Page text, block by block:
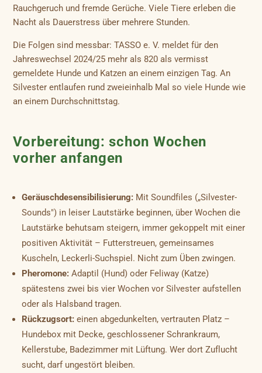
Rauchgeruch und fremde Gerüche. Viele Tiere erleben die
Nacht als Dauerstress über mehrere Stunden.
Die Folgen sind messbar: TASSO e. V. meldet für den
Jahreswechsel 2024/25 mehr als 820 als vermisst
gemeldete Hunde und Katzen an einem einzigen Tag. An
Silvester entlaufen rund zweieinhalb Mal so viele Hunde wie
an einem Durchschnittstag.
Vorbereitung: schon Wochen
vorher anfangen
Geräuschdesensibilisierung: Mit Soundfiles („Silvester-
Sounds") in leiser Lautstärke beginnen, über Wochen die
Lautstärke behutsam steigern, immer gekoppelt mit einer
positiven Aktivität – Futterstreuen, gemeinsames
Kuscheln, Leckerli-Suchspiel. Nicht zum Üben zwingen.
Pheromone: Adaptil (Hund) oder Feliway (Katze)
spätestens zwei bis vier Wochen vor Silvester aufstellen
oder als Halsband tragen.
Rückzugsort: einen abgedunkelten, vertrauten Platz –
Hundebox mit Decke, geschlossener Schrankraum,
Kellerstube, Badezimmer mit Lüftung. Wer dort Zuflucht
sucht, darf ungestört bleiben.